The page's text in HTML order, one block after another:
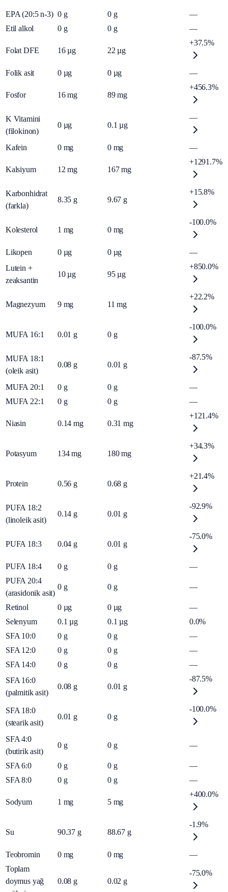
EPA (20:5 n-3) 0 g 0 g
—
Etil alkol
0 g 0 g —
Folat DFE 16 µg 22 µg
+37.5%
Folik asit 0 µg 0 µg —
Fosfor 16 mg 89 mg
+456.3%
K Vitamini
(filokinon)
0 µg 0.1 µg
—
Kafein 0 mg 0 mg —
Kalsiyum 12 mg 167 mg
+1291.7%
Karbonhidrat
(farkla)
8.35 g 9.67 g
+15.8%
Kolesterol 1 mg 0 mg
-100.0%
Likopen 0 µg 0 µg
—
Lutein +
zeaksantin
10 µg 95 µg
+850.0%
Magnezyum 9 mg 11 mg
+22.2%
MUFA 16:1 0.01 g 0 g
-100.0%
MUFA 18:1
(oleik asit)
0.08 g 0.01 g
-87.5%
MUFA 20:1 0 g 0 g
—
MUFA 22:1
0 g 0 g —
Niasin 0.14 mg 0.31 mg
+121.4%
Potasyum 134 mg 180 mg
+34.3%
Protein 0.56 g 0.68 g
+21.4%
PUFA 18:2
(linoleik asit)
0.14 g 0.01 g
-92.9%
PUFA 18:3 0.04 g 0.01 g
-75.0%
PUFA 18:4 0 g 0 g
—
PUFA 20:4
(arasidonik asit)
0 g 0 g —
Retinol 0 µg 0 µg
—
Selenyum
0.1 µg 0.1 µg
0.0%
SFA 10:0
0 g 0 g
—
SFA 12:0
0 g 0 g
—
SFA 14:0
0 g 0 g
—
SFA 16:0
(palmitik asit)
0.08 g 0.01 g
-87.5%
SFA 18:0
(stearik asit)
0.01 g 0 g
-100.0%
SFA 4:0
(butirik asit)
0 g 0 g —
SFA 6:0 0 g 0 g
—
SFA 8:0
0 g 0 g —
Sodyum 1 mg 5 mg
+400.0%
Su 90.37 g 88.67 g
-1.9%
Teobromin 0 mg 0 mg
—
Toplam
doymus yağ
0.08 g 0.02 g
-75.0%